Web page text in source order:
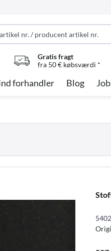
Gratis fragt
fra 50 € købsværdi *
forhandler Blog Job